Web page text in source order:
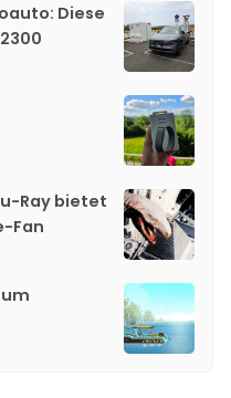
Diese
Ray bietet
Fan